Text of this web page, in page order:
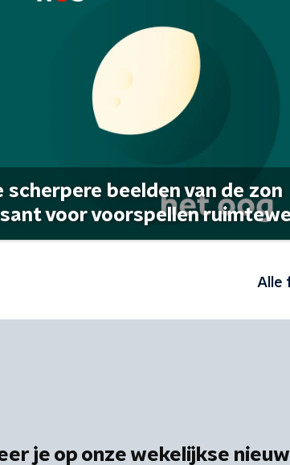
scherpere beelden van de zon
voor voorspellen
Alle
je op onze wekelijkse